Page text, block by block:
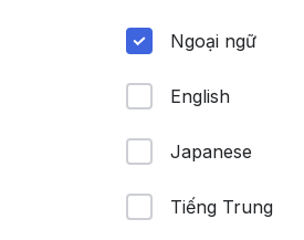
Ngoại ngữ
English
Japanese
Tiếng Trung